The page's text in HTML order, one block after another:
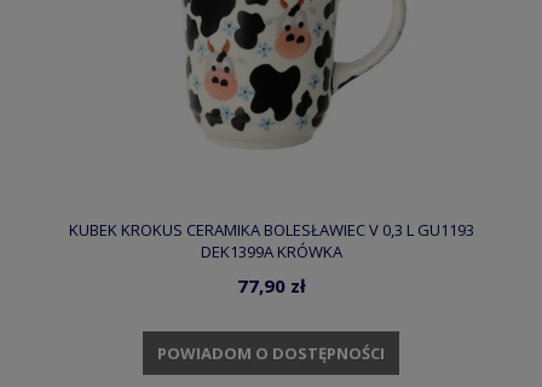
KUBEK KROKUS CERAMIKA BOLESŁAWIEC V 0,3 L GU1193
DEK1399A KRÓWKA
77,90 zł
POWIADOM O DOSTĘPNOŚCI